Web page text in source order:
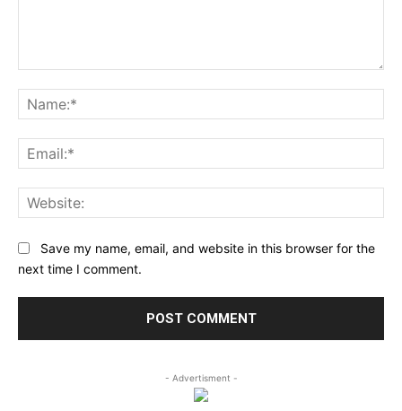
Save my name, email, and website in this browser for the
next time I comment.
- Advertisment -